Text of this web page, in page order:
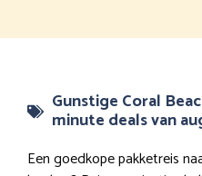
Gunstige Coral
minute deals van
Een goedkope pakketreis